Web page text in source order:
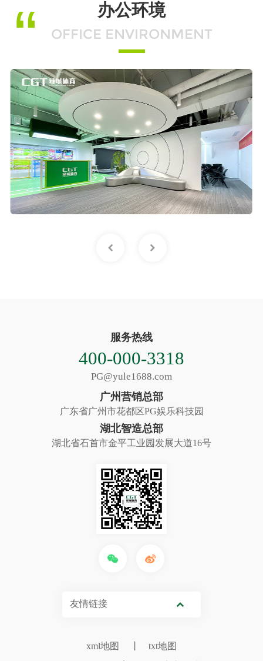
办公环境
OFFICE ENVIRONMENT
服务热线
400-000-3318
PG@yule1688.com
广州营销总部
广东省广州市花都区PG娱乐科技园
湖北智造总部
湖北省石首市金平工业园发展大道16号
友情链接
xml地图
txt地图